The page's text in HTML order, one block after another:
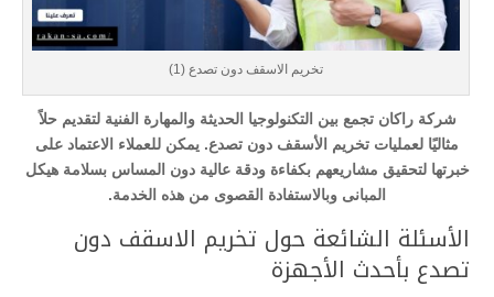
تخريم الاسقف دون تصدع (1)
شركة راكان تجمع بين التكنولوجيا الحديثة والمهارة الفنية لتقديم حلاً
مثاليًا لعمليات تخريم الأسقف دون تصدع. يمكن للعملاء الاعتماد على
خبرتها لتحقيق مشاريعهم بكفاءة ودقة عالية دون المساس بسلامة هيكل
المبانى وبالاستفادة القصوى من هذه الخدمة.
الأسئلة الشائعة حول تخريم الاسقف دون
تصدع بأحدث الأجهزة